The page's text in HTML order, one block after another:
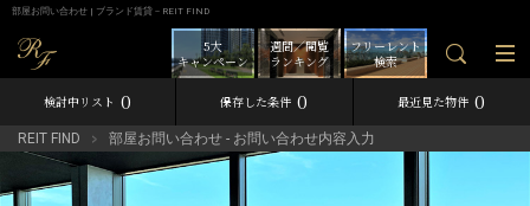
部屋お問い合わせ | ブランド賃貸－REIT FIND
フリーレント
検索
週間／閲覧
ランキング
5大
キャンペーン
検討中リスト 0 保存した条件 0 最近見た物件 0
REIT FIND 部屋お問い合わせ - お問い合わせ内容入力